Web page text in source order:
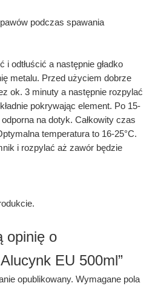
podczas spawania
i odtłuścić a następnie gładko
metalu. Przed użyciem dobrze
ok. 3 minuty a następnie rozpylać
pokrywając element. Po 15-
na dotyk. Całkowity czas
temperatura to 16-25°C.
i rozpylać aż zawór będzie
opinię o
EU 500ml”
opublikowany. Wymagane pola